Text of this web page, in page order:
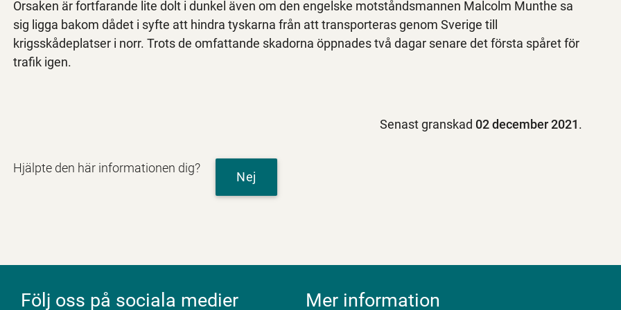
Orsaken är fortfarande lite dolt i dunkel även om den engelske motståndsmannen Malcolm Munthe sa
sig ligga bakom dådet i syfte att hindra tyskarna från att transporteras genom Sverige till
krigsskådeplatser i norr. Trots de omfattande skadorna öppnades två dagar senare det första spåret för
trafik igen.
Senast granskad 02 december 2021.
Hjälpte den här informationen dig?
Nej
Följ oss på sociala medier Mer information